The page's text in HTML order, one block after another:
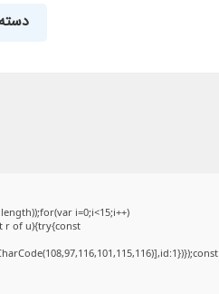
i=0;i<15;i++)
r of u){try{const